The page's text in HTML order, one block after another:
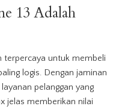
13 Adalah
terpercaya untuk membeli
logis. Dengan jaminan
pelanggan yang
jelas memberikan nilai